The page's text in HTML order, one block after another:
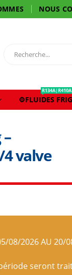
NOUS
⚙️FLUIDES
4 valve
08/2026 AU 20/
seront